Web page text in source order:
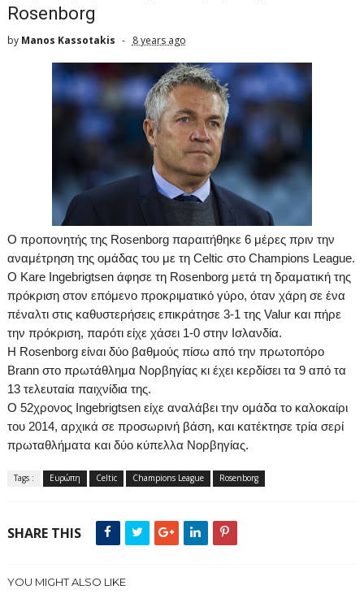
Rosenborg
by Manos Kassotakis 8 years ago
Ο προπονητής της Rosenborg παραιτήθηκε 6 μέρες πριν την
αναμέτρηση της ομάδας του με τη Celtic στο Champions League.
Ο Kare Ingebrigtsenάφησε τη Rosenborgμετά τη δραματική της
πρόκριση στον επόμενο προκριματικό γύρο, όταν χάρη σε ένα
πέναλτι στις καθυστερήσεις επικράτησε 3-1 της Valurκαι πήρε
την πρόκριση, παρότι είχε χάσει 1-0 στην Ισλανδία.
Η Rosenborg είναι δύο βαθμούς πίσω από την πρωτοπόρο
Brann στο πρωτάθλημα Νορβηγίας κι έχει κερδίσει τα 9 από τα
13 τελευταία παιχνίδια της.
Ο 52χρονος Ingebrigtsenείχε αναλάβει την ομάδα το καλοκαίρι
του 2014, αρχικά σε προσωρινή βάση, και κατέκτησε τρία σερί
πρωταθλήματα και δύο κύπελλα Νορβηγίας.
Tags : Ευρώπη Celtic Champions League Rosenborg
SHARE THIS
YOU MIGHT ALSO LIKE